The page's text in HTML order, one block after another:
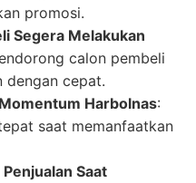
promosi.
Segera Melakukan
calon pembeli
dengan cepat.
Harbolnas:
saat memanfaatkan
Saat